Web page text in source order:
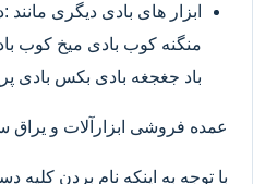
ابزار های بادی دیگری
منگنه کوب بادی میخ کوب
باد جغجغه بادی بکس بادی
عمده فروشی ابزارآلات و یراق
با توجه به اینکه نام بردن کلیه